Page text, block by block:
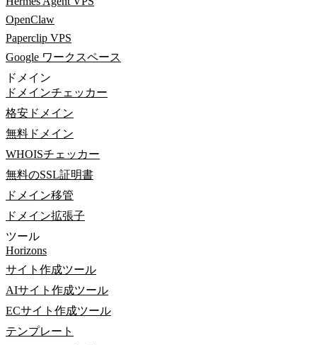
OpenClaw
Paperclip VPS
Google ワークスペース
ドメイン
ドメインチェッカー
格安ドメイン
無料ドメイン
WHOISチェッカー
無料のSSL証明書
ドメイン移管
ドメイン拡張子
ツール
Horizons
サイト作成ツール
AIサイト作成ツール
ECサイト作成ツール
テンプレート